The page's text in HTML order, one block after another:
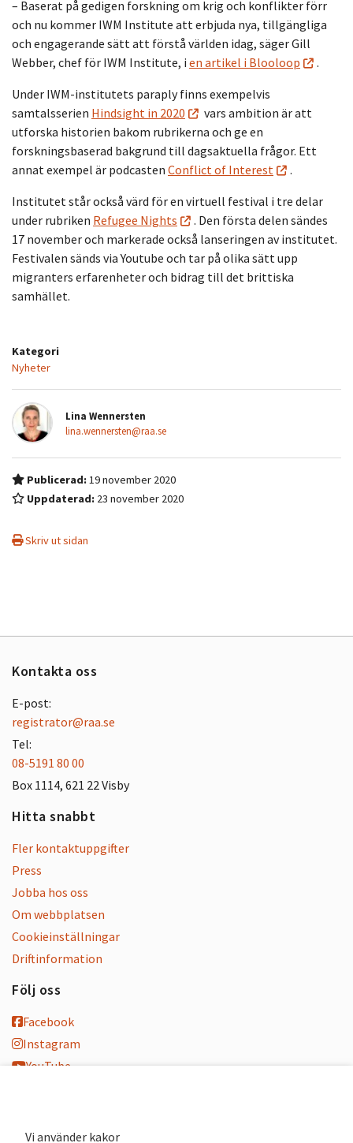
– Baserat på gedigen forskning om krig och konflikter förr
och nu kommer IWM Institute att erbjuda nya, tillgängliga
och engagerande sätt att förstå världen idag, säger Gill
Webber, chef för IWM Institute, i en artikel i Blooloop
.
Under IWM-institutets paraply finns exempelvis
samtalsserien Hindsight in 2020
vars ambition är att
utforska historien bakom rubrikerna och ge en
forskningsbaserad bakgrund till dagsaktuella frågor. Ett
annat exempel är podcasten Conflict of Interest
.
Institutet står också värd för en virtuell festival i tre delar
under rubriken Refugee Nights
. Den första delen sändes
17 november och markerade också lanseringen av institutet.
Festivalen sänds via Youtube och tar på olika sätt upp
migranters erfarenheter och bidrag till det brittiska
samhället.
Kategori
Nyheter
Lina Wennersten
lina.wennersten@raa.se
Publicerad:19 november 2020
Uppdaterad: 23 november 2020
Skriv ut sidan
Kontakta oss
E-post:
registrator@raa.se
Tel:
08-5191 80 00
Box 1114, 621 22 Visby
Hitta snabbt
Fler kontaktuppgifter
Press
Jobba hos oss
Om webbplatsen
Cookieinställningar
Driftinformation
Följ oss
Facebook
Instagram
YouTube
Nyhetsbrev
Vi använder kakor